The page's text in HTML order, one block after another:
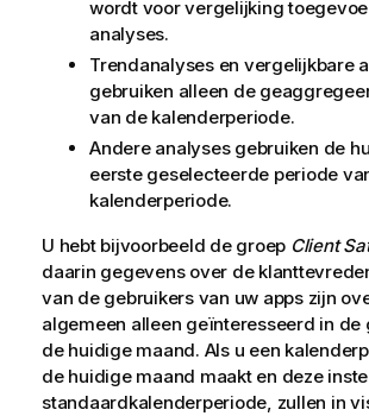
wordt voor vergelijking
analyses.
Trendanalyses en vergelijkbare
gebruiken alleen de
van de kalenderperiode.
Andere analyses gebruiken de
eerste geselecteerde periode
kalenderperiode.
U hebt bijvoorbeeld de groep Client
daarin gegevens over de
van de gebruikers van uw apps zijn
algemeen alleen geïnteresseerd in de
de huidige maand. Als u een
de huidige maand maakt en deze
standaardkalenderperiode, zullen in